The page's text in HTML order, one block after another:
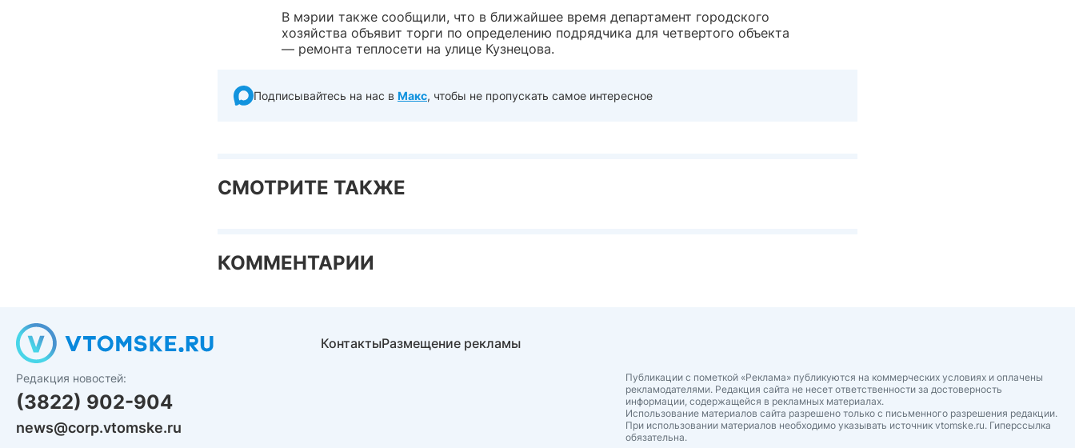
В мэрии также сообщили, что в ближайшее время департамент городского
хозяйства объявит торги по определению подрядчика для четвертого объекта
— ремонта теплосети на улице Кузнецова.
Подписывайтесь на нас в Макс, чтобы не пропускать самое интересное
СМОТРИТЕ ТАКЖЕ
КОММЕНТАРИИ
Редакция новостей:
(3822) 902-904
news@corp.vtomske.ru
КонтактыРазмещение рекламы
Публикации с пометкой «Реклама» публикуются на коммерческих условиях и оплачены
рекламодателями. Редакция сайта не несет ответственности за достоверность
информации, содержащейся в рекламных материалах.
Использование материалов сайта разрешено только с письменного разрешения редакции.
При использовании материалов необходимо указывать источник vtomske.ru. Гиперссылка
обязательна.